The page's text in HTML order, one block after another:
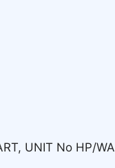
UNIT No HP/WA